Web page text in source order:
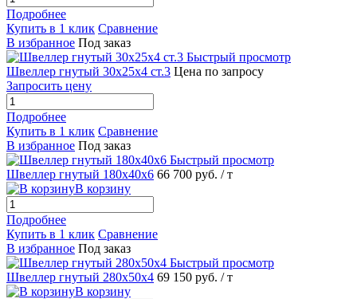
Подробнее
Купить в 1 клик Сравнение
В избранное Под заказ
Быстрый просмотр
Швеллер гнутый 30х25х4 ст.3 Цена по запросу
Запросить цену
Подробнее
Купить в 1 клик Сравнение
В избранное Под заказ
Быстрый просмотр
Швеллер гнутый 180х40х6 66 700 руб. / т
В корзину
Подробнее
Купить в 1 клик Сравнение
В избранное Под заказ
Быстрый просмотр
Швеллер гнутый 280х50х4 69 150 руб. / т
В корзину